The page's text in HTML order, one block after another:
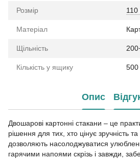
Розмір
Матеріал
Щільність
Кількість у ящику
Опис
Двошарові картонні стакани – це
рішення для тих, хто цінує зручність
дозволяють насолоджуватися
гарячими напоями скрізь і завжди,